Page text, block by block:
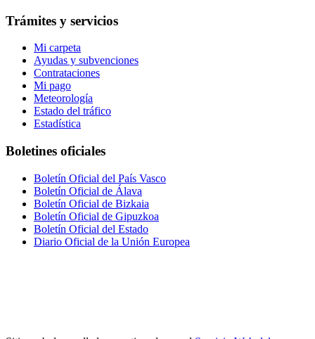
Trámites y servicios
Mi carpeta
Ayudas y subvenciones
Contrataciones
Mi pago
Meteorología
Estado del tráfico
Estadística
Boletines oficiales
Boletín Oficial del País Vasco
Boletín Oficial de Álava
Boletín Oficial de Bizkaia
Boletín Oficial de Gipuzkoa
Boletín Oficial del Estado
Diario Oficial de la Unión Europea